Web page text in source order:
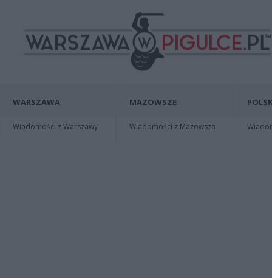
WARSZAWA
Wiadomości z Warszawy
MAZOWSZE
Wiadomości z Mazowsza